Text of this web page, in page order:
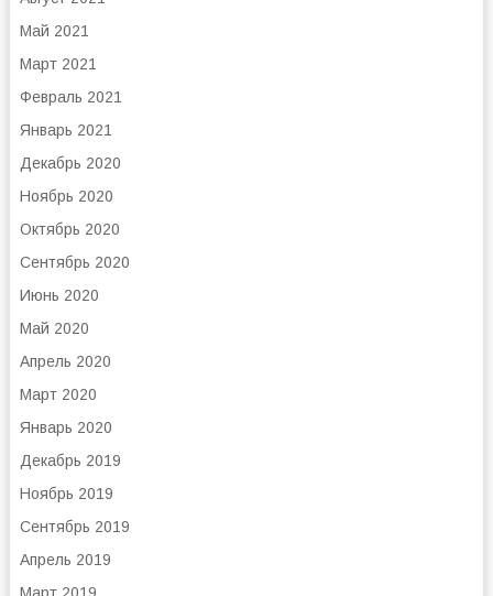
Май 2021
Март 2021
Февраль 2021
Январь 2021
Декабрь 2020
Ноябрь 2020
Октябрь 2020
Сентябрь 2020
Июнь 2020
Май 2020
Апрель 2020
Март 2020
Январь 2020
Декабрь 2019
Ноябрь 2019
Сентябрь 2019
Апрель 2019